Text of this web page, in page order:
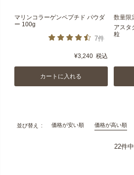
マリンコラーゲンペプチド パウダ
ー 100g
7件
¥3,240 税込
カートに入れる
数量限
アスタ
粒
並び替え 価格が安い順 価格が高い順
22件中